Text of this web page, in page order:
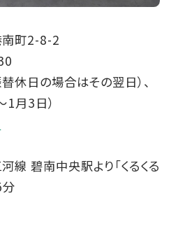
南町2-8-2
休日の場合はその翌日）、
月3日）
線 碧南中央駅より「くるくる
分